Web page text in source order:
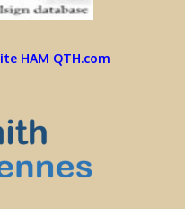
HAM QTH.com